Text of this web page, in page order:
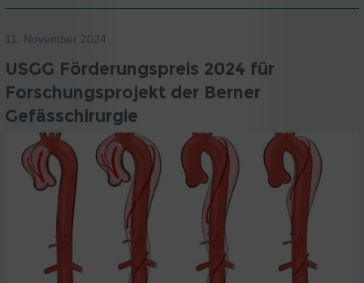
11. November 2024
USGG Förderungspreis 2024 für
Forschungsprojekt der Berner
Gefässchirurgie